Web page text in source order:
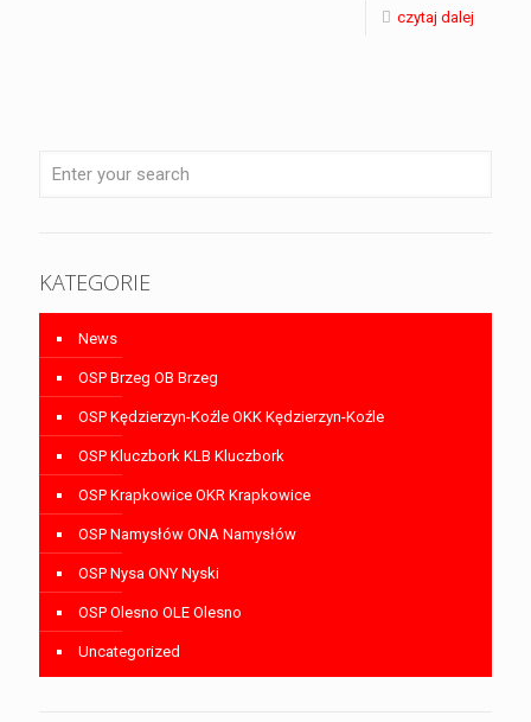
czytaj dalej
KATEGORIE
News
OSP Brzeg OB Brzeg
OSP Kędzierzyn-Koźle OKK Kędzierzyn-Koźle
OSP Kluczbork KLB Kluczbork
OSP Krapkowice OKR Krapkowice
OSP Namysłów ONA Namysłów
OSP Nysa ONY Nyski
OSP Olesno OLE Olesno
Uncategorized